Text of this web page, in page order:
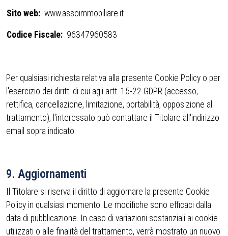
Sito web: www.assoimmobiliare.it
Codice Fiscale: 96347960583
Per qualsiasi richiesta relativa alla presente Cookie Policy o per
l'esercizio dei diritti di cui agli artt. 15-22 GDPR (accesso,
rettifica, cancellazione, limitazione, portabilità, opposizione al
trattamento), l'interessato può contattare il Titolare all'indirizzo
email sopra indicato.
9. Aggiornamenti
Il Titolare si riserva il diritto di aggiornare la presente Cookie
Policy in qualsiasi momento. Le modifiche sono efficaci dalla
data di pubblicazione. In caso di variazioni sostanziali ai cookie
utilizzati o alle finalità del trattamento, verrà mostrato un nuovo